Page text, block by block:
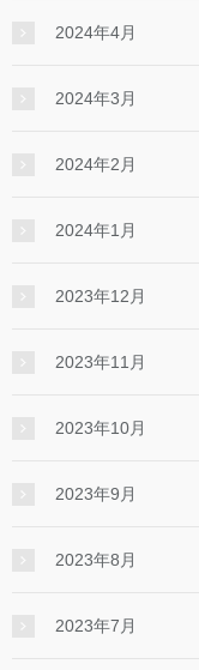
2024年4月
2024年3月
2024年2月
2024年1月
2023年12月
2023年11月
2023年10月
2023年9月
2023年8月
2023年7月